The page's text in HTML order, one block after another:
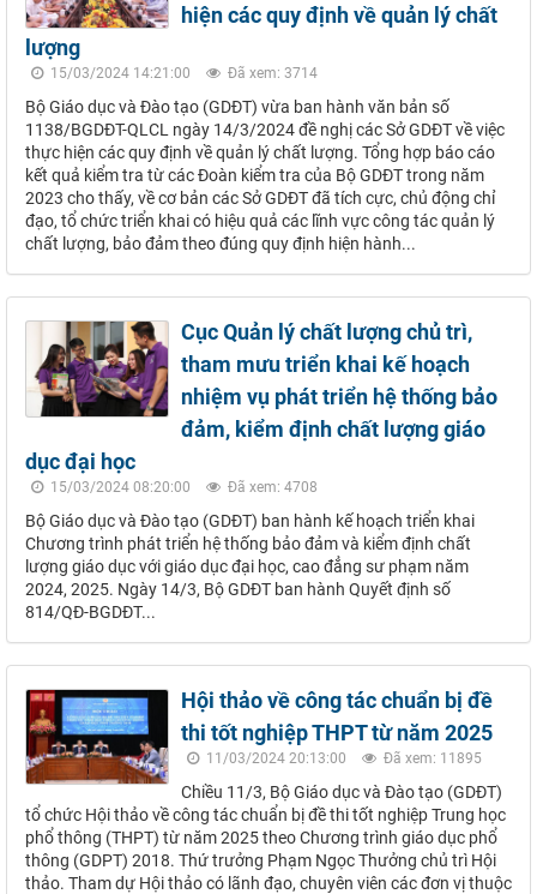
hiện các quy định về quản lý chất
lượng
15/03/2024 14:21:00 Đã xem: 3714
Bộ Giáo dục và Đào tạo (GDĐT) vừa ban hành văn bản số
1138/BGDĐT-QLCL ngày 14/3/2024 đề nghị các Sở GDĐT về việc
thực hiện các quy định về quản lý chất lượng. Tổng hợp báo cáo
kết quả kiểm tra từ các Đoàn kiểm tra của Bộ GDĐT trong năm
2023 cho thấy, về cơ bản các Sở GDĐT đã tích cực, chủ động chỉ
đạo, tổ chức triển khai có hiệu quả các lĩnh vực công tác quản lý
chất lượng, bảo đảm theo đúng quy định hiện hành...
Cục Quản lý chất lượng chủ trì,
tham mưu triển khai kế hoạch
nhiệm vụ phát triển hệ thống bảo
đảm, kiểm định chất lượng giáo
dục đại học
15/03/2024 08:20:00 Đã xem: 4708
Bộ Giáo dục và Đào tạo (GDĐT) ban hành kế hoạch triển khai
Chương trình phát triển hệ thống bảo đảm và kiểm định chất
lượng giáo dục với giáo dục đại học, cao đẳng sư phạm năm
2024, 2025. Ngày 14/3, Bộ GDĐT ban hành Quyết định số
814/QĐ-BGDĐT...
Hội thảo về công tác chuẩn bị đề
thi tốt nghiệp THPT từ năm 2025
11/03/2024 20:13:00 Đã xem: 11895
Chiều 11/3, Bộ Giáo dục và Đào tạo (GDĐT)
tổ chức Hội thảo về công tác chuẩn bị đề thi tốt nghiệp Trung học
phổ thông (THPT) từ năm 2025 theo Chương trình giáo dục phổ
thông (GDPT) 2018. Thứ trưởng Phạm Ngọc Thưởng chủ trì Hội
thảo. Tham dự Hội thảo có lãnh đạo, chuyên viên các đơn vị thuộc